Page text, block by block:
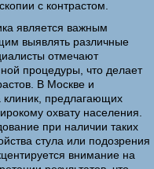
с контрастом.
является важным
выявлять различные
отмечают
процедуры, что делает
В Москве и
клиник, предлагающих
охвату населения.
при наличии таких
стула или подозрения
внимание на